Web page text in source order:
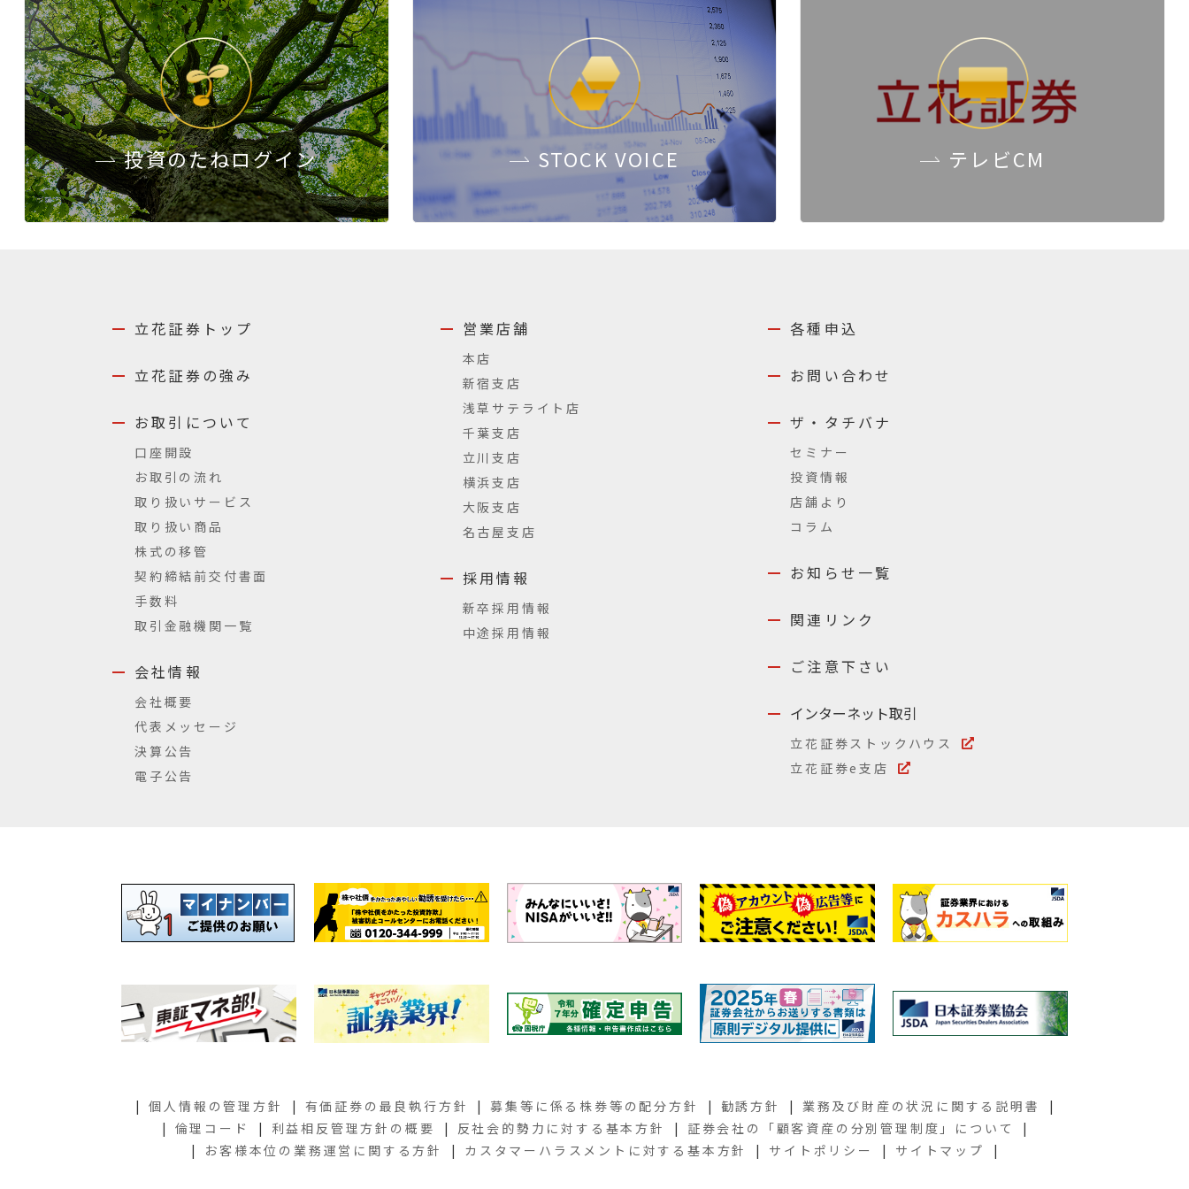
投資のたねログイン STOCKVOICE テレビCM
立花証券トップ
立花証券の強み
お取引について
口座開設
お取引の流れ
取り扱いサービス
取り扱い商品
株式の移管
契約締結前交付書面
手数料
取引金融機関一覧
会社情報
会社概要
代表メッセージ
決算公告
電子公告
営業店舗
本店
新宿支店
浅草サテライト店
千葉支店
立川支店
横浜支店
大阪支店
名古屋支店
採用情報
新卒採用情報
中途採用情報
各種申込
お問い合わせ
ザ・タチバナ
セミナー
投資情報
店舗より
コラム
お知らせ一覧
関連リンク
ご注意下さい
インターネット取引
立花証券ストックハウス
立花証券e支店
個人情報の管理方針 有価証券の最良執行方針 募集等に係る株券等の配分方針 勧誘方針
業務及び財産の状況に関する説明書
倫理コード
利益相反管理方針の概要 反社会的勢力に対する基本方針 証券会社の
「顧客資産の分別管理制度」について
お客様本位の業務運営に関する方針
カスタマーハラスメントに対する基本方針 サイトポリシー サイトマップ